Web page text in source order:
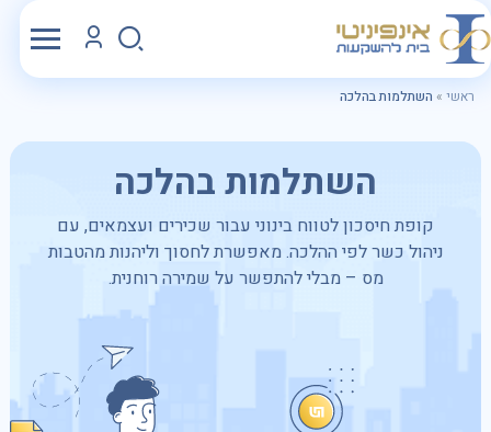
ראשי » השתלמות בהלכה
השתלמות בהלכה
קופת חיסכון לטווח בינוני עבור שכירים ועצמאים, עם
ניהול כשר לפי ההלכה. מאפשרת לחסוך וליהנות מהטבות
מס – מבלי להתפשר על שמירה רוחנית.